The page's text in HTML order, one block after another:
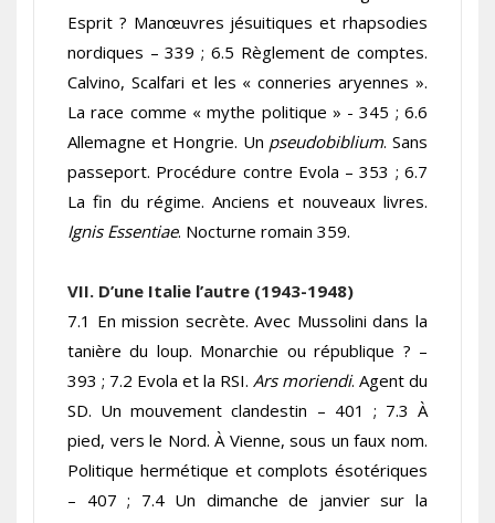
Esprit ? Manœuvres jésuitiques et rhapsodies
nordiques – 339 ; 6.5 Règlement de comptes.
Calvino, Scalfari et les « conneries aryennes ».
La race comme « mythe politique » - 345 ; 6.6
Allemagne et Hongrie. Un pseudobiblium. Sans
passeport. Procédure contre Evola – 353 ; 6.7
La fin du régime. Anciens et nouveaux livres.
Ignis Essentiae. Nocturne romain 359.
VII. D’une Italie l’autre (1943-1948)
7.1 En mission secrète. Avec Mussolini dans la
tanière du loup. Monarchie ou république ? –
393 ; 7.2 Evola et la RSI. Ars moriendi. Agent du
SD. Un mouvement clandestin – 401 ; 7.3 À
pied, vers le Nord. À Vienne, sous un faux nom.
Politique hermétique et complots ésotériques
– 407 ; 7.4 Un dimanche de janvier sur la